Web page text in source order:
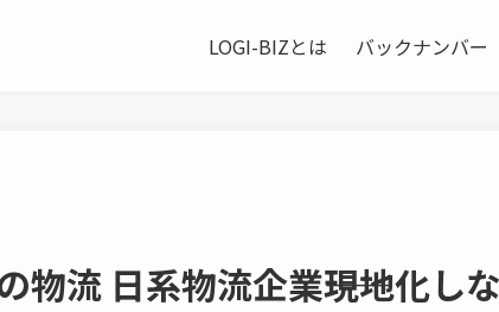
LOGI-BIZとは バックナンバー
物流 日系物流企業――現地化し